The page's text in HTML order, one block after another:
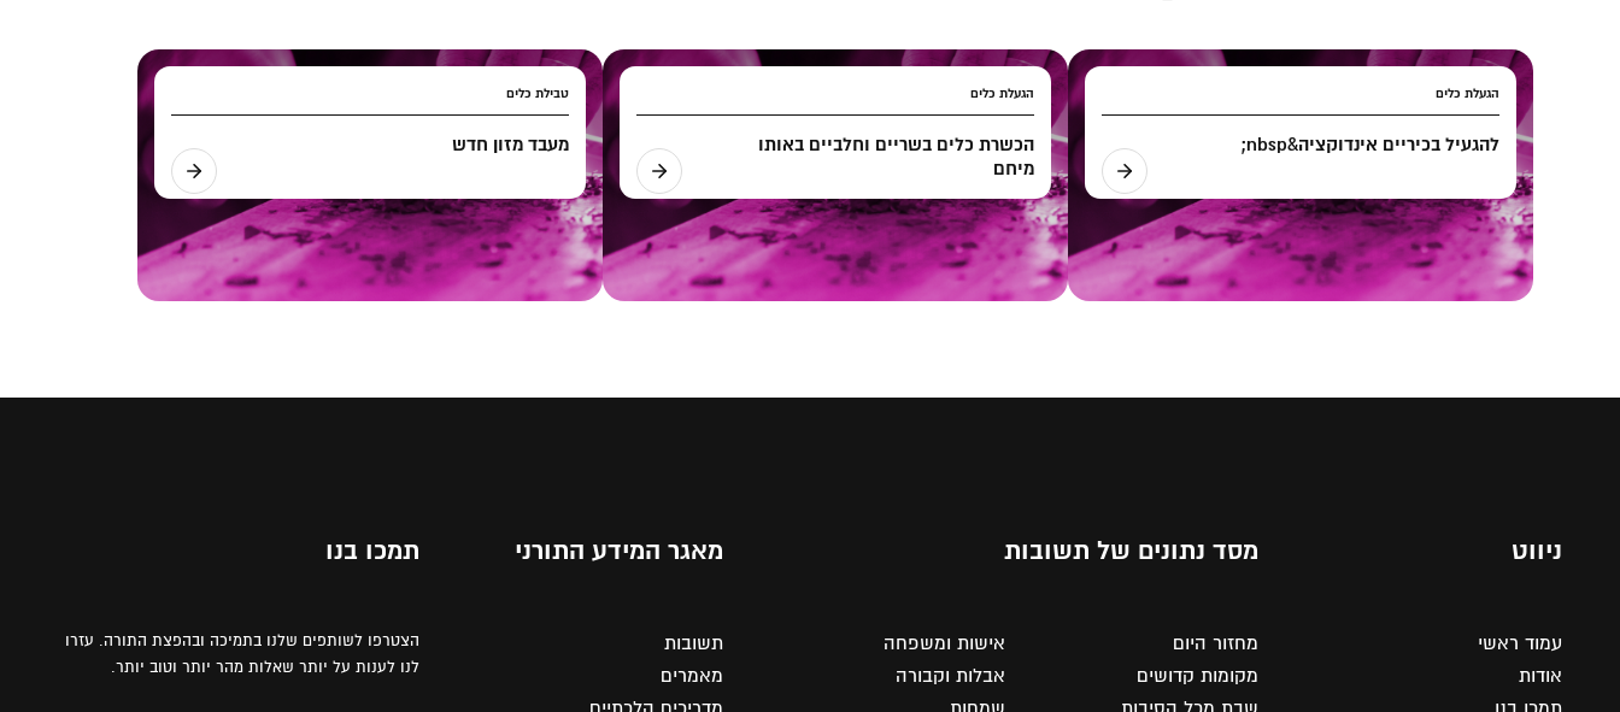
הגעלת כלים
להגעיל בכיריים אינדוקציה&nbsp;
הגעלת כלים
הכשרת כלים בשריים וחלביים באותו
מיחם
טבילת כלים
מעבד מזון חדש
ניווט
עמוד ראשי
אודות
מסד נתונים של תשובות
מחזור היום
מקומות קדושים
אישות ומשפחה
אבלות וקבורה
מאגר המידע התורני
תשובות
מאמרים
תמכו בנו
הצטרפו לשותפים שלנו בתמיכה ובהפצת התורה. עזרו
לנו לענות על יותר שאלות מהר יותר וטוב יותר.